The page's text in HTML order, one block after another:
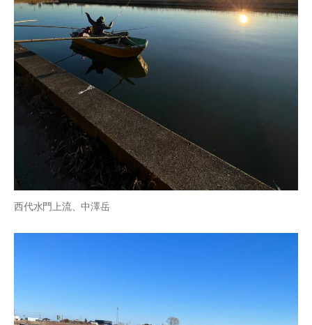
西代水門上流、中澤岳